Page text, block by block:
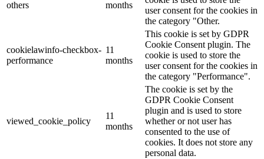
others
months
user consent for the cookies in
the category "Other.
cookielawinfo-checkbox-
performance
11
months
This cookie is set by GDPR
Cookie Consent plugin. The
cookie is used to store the
user consent for the cookies in
the category "Performance".
viewed_cookie_policy
11
months
The cookie is set by the
GDPR Cookie Consent
plugin and is used to store
whether or not user has
consented to the use of
cookies. It does not store any
personal data.